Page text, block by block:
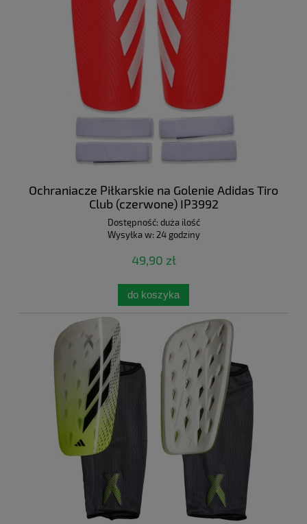
Ochraniacze Piłkarskie na Golenie Adidas Tiro
Club (czerwone) IP3992
Dostępność: duża ilość
Wysyłka w: 24 godziny
49,90 zł
do koszyka